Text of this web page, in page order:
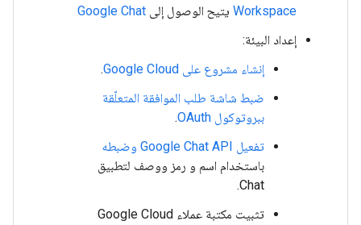
Workspace يتيح الوصول إلى Google Chat
إعداد البيئة:
إنشاء مشروع على Google Cloud
.
ضبط شاشة طلب الموافقة المتعلّقة
ببروتوكول OAuth
.
تفعيل Google Chat API وضبطه
باستخدام اسم و رمز ووصف لتطبيق
Chat.
تثبيت مكتبة عملاء Google Cloud